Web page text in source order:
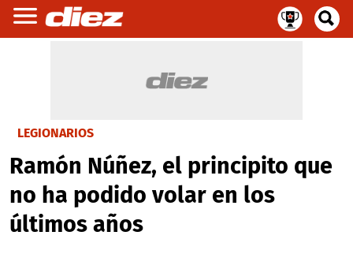
LEGIONARIOS
Ramón Núñez, el principito que
no ha podido volar en los
últimos años